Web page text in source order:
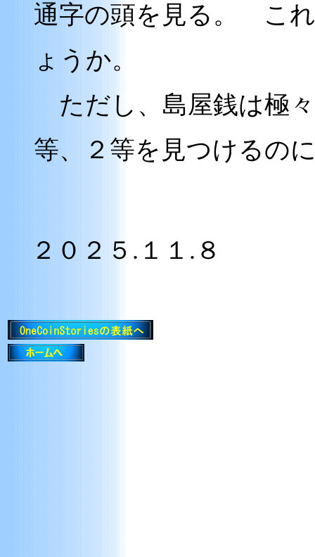
通字の頭を見る。 こ
ょうか。
ただし、島屋銭は極
等、２等を見つけるの
２０２５.１１.８